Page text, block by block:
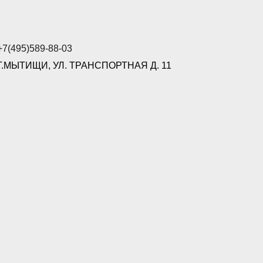
УЛ. ТРАНСПОРТНАЯ Д. 11
88-03